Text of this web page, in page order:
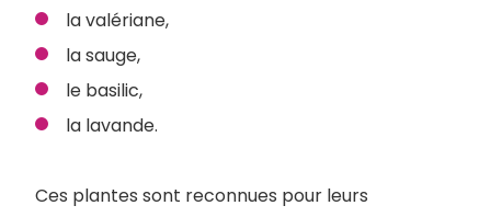
la valériane,
la sauge,
le basilic,
la lavande.
Ces plantes sont reconnues pour leurs